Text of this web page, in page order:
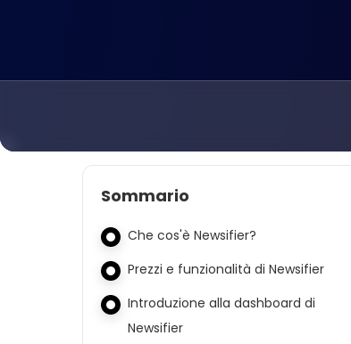
Sommario
Che cos'è Newsifier?
Prezzi e funzionalità di Newsifier
Introduzione alla dashboard di
Newsifier